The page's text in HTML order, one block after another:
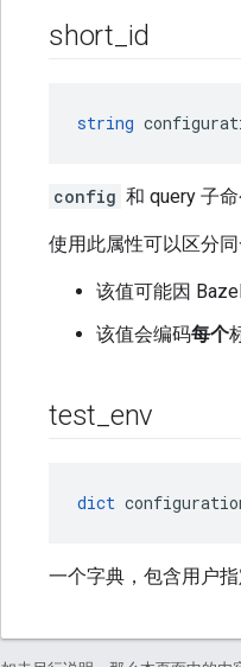
short id
string
config 和 query 子
使用此属性可以区分
该值可能因
该值会编码每个
test env
dict
一个字典，包含用户